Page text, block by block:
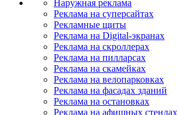
Наружная реклама
Реклама на суперсайтах
Рекламные щиты
Реклама на Digital-экранах
Реклама на скроллерах
Реклама на пилларсах
Реклама на скамейках
Реклама на велопарковках
Реклама на фасадах зданий
Реклама на остановках
Реклама на афишных стендах